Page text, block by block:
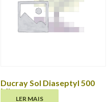
Ducray Sol Diaseptyl 500
Ml
LER MAIS